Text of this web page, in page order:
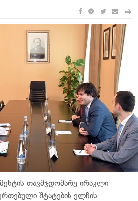
თავმჯდომარე ირაკლი
შტატების ელჩის